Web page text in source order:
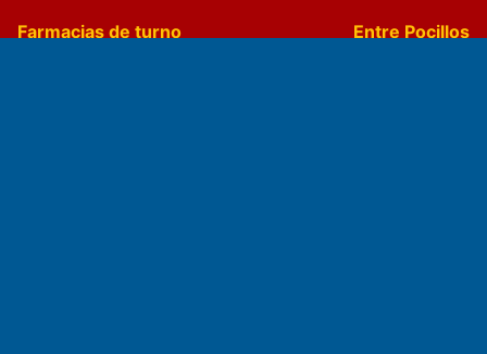
Farmacias de turno
Entre Pocillos